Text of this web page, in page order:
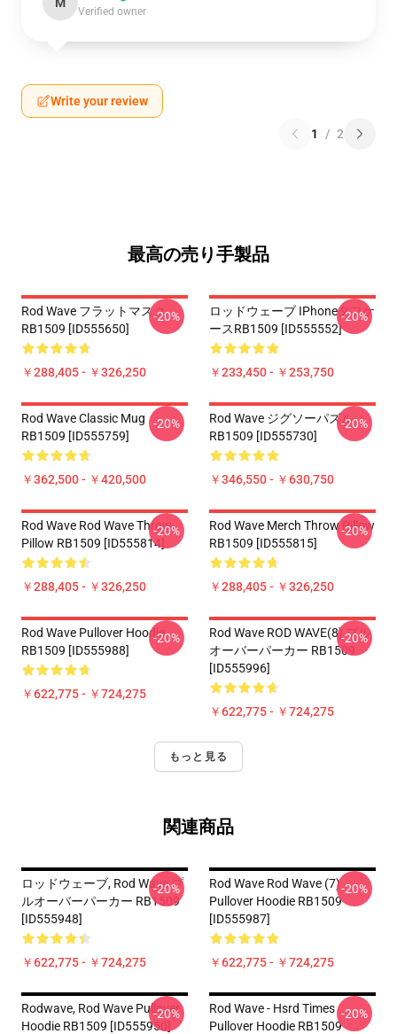
Verified owner
Write your review
1 / 2
最高の売り手製品
Rod Wave フラットマスク
RB1509 [ID555650]
￥288,405 - ￥326,250
-20%
ロッドウェーブ IPhoneタフケ
ースRB1509 [ID555552]
￥233,450 - ￥253,750
-20%
Rod Wave Classic Mug
RB1509 [ID555759]
￥362,500 - ￥420,500
-20%
Rod Wave ジグソーパズル
RB1509 [ID555730]
￥346,550 - ￥630,750
-20%
Rod Wave Rod Wave Throw
Pillow RB1509 [ID555814]
￥288,405 - ￥326,250
-20%
Rod Wave Merch Throw Pillow
RB1509 [ID555815]
￥288,405 - ￥326,250
-20%
Rod Wave Pullover Hoodie
RB1509 [ID555988]
￥622,775 - ￥724,275
-20%
Rod Wave ROD WAVE(8) プル
オーバーパーカー RB1509
[ID555996]
￥622,775 - ￥724,275
-20%
もっと見る
関連商品
ロッドウェーブ, Rod Wave プ
ルオーバーパーカー RB1509
[ID555948]
￥622,775 - ￥724,275
-20%
Rod Wave Rod Wave (7)
Pullover Hoodie RB1509
[ID555987]
￥622,775 - ￥724,275
-20%
Rodwave, Rod Wave Pullover
Hoodie RB1509 [ID555950]
-20%
Rod Wave - Hsrd Times
Pullover Hoodie RB1509
-20%